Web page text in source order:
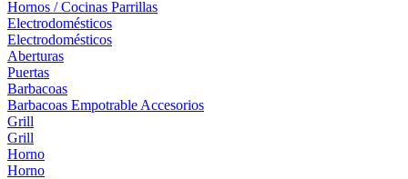
Hornos / Cocinas Parrillas
Electrodomésticos
Electrodomésticos
Aberturas
Puertas
Barbacoas
Barbacoas Empotrable Accesorios
Grill
Grill
Horno
Horno